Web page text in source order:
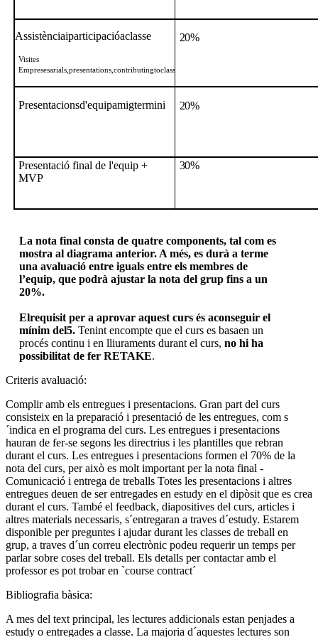
Assistènciaiparticipacióaclasse
Visites
Empresesarials,presentations,contributingtoclass
20%
Presentacionsd'equipamigtermini 20%
Presentació final de l'equip +
MVP
30%
La nota final consta de quatre components, tal com es
mostra al diagrama anterior. A més, es durà a terme
una avaluació entre iguals entre els membres de
l’equip, que podrà ajustar la nota del grup fins a un
20%.
Elrequisit per a aprovar aquest curs és aconseguir el
mínim del5. Tenint encompte que el curs es basaen un
procés continu i en lliuraments durant el curs, no hi ha
possibilitat de fer RETAKE.
Criteris avaluació:
Complir amb els entregues i presentacions. Gran part del curs
consisteix en la preparació i presentació de les entregues, com s
´indica en el programa del curs. Les entregues i presentacions
hauran de fer-se segons les directrius i les plantilles que rebran
durant el curs. Les entregues i presentacions formen el 70% de la
nota del curs, per això es molt important per la nota final -
Comunicació i entrega de treballs Totes les presentacions i altres
entregues deuen de ser entregades en estudy en el dipòsit que es crea
durant el curs. També el feedback, diapositives del curs, articles i
altres materials necessaris, s´entregaran a traves d´estudy. Estarem
disponible per preguntes i ajudar durant les classes de treball en
grup, a traves d´un correu electrònic podeu requerir un temps per
parlar sobre coses del treball. Els detalls per contactar amb el
professor es pot trobar en `course contract´
Bibliografia bàsica:
A mes del text principal, les lectures addicionals estan penjades a
estudy o entregades a classe. La majoria d´aquestes lectures son